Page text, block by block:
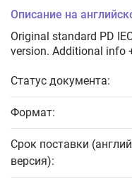
Описание на
Original standard PD
version. Additional info
Статус документа:
Формат:
Срок поставки
версия):